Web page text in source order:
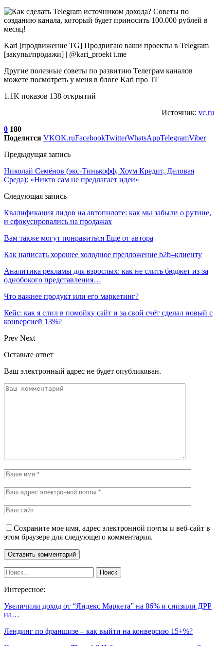
Kari [продвижение TG] Продвигаю ваши проекты в Telegram
[закупы/продажи] | @kari_proekt t.me
Другие полезные советы по развитию Телеграм каналов
можете посмотреть у меня в блоге Kari про ТГ
1.1K показов 138 открытий
Источник: vc.ru
0 180
Поделится VKOK.ruFacebookTwitterWhatsAppTelegramViber
Предыдущая запись
Николай Семёнов (экс-Тинькофф, Хоум Кредит, Деловая
Среда): «Никто сам не предлагает идеи»
Следующая запись
Квалификация лидов на автопилоте: как мы забыли о рутине,
и сфокусировались на продажах
Вам также могут понравиться Еще от автора
Как написать хорошее холодное предложение b2b–клиенту
Аналитика рекламы для взрослых: как не слить бюджет из-за
однобокого представления…
Что важнее продукт или его маркетинг?
Кейс: как я слил в помойку сайт и за свой счёт сделал новый с
конверсией 13%?
Prev Next
Оставьте ответ
Ваш электронный адрес не будет опубликован.
Сохраните мое имя, адрес электронной почты и веб-сайт в
этом браузере для следующего комментария.
Интересное:
Увеличили доход от “Яндекс Маркета” на 86% и снизили ДРР
на…
Лендинг по франшизе – как выйти на конверсию 15+%?